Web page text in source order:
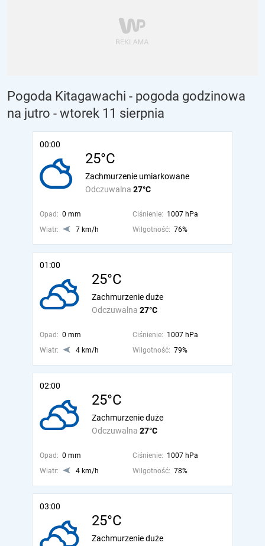
Pogoda Kitagawachi - pogoda godzinowa
na jutro - wtorek 11 sierpnia
00:00
25°C
Odczuwalna 27°C
Zachmurzenie umiarkowane
Opad: 0 mm Ciśnienie: 1007 hPa
Wiatr:
7 km/h Wilgotność: 76%
01:00
25°C
Odczuwalna 27°C
Zachmurzenie duże
Opad: 0 mm Ciśnienie: 1007 hPa
Wiatr:
4 km/h Wilgotność: 79%
02:00
25°C
Odczuwalna 27°C
Zachmurzenie duże
Opad: 0 mm Ciśnienie: 1007 hPa
Wiatr:
4 km/h Wilgotność: 78%
03:00
25°C
Zachmurzenie duże